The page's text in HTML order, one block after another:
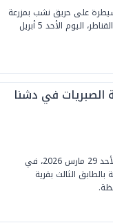
على حريق نشب بمزرعة
موز بقرية بني سلامة التابعة لمركز منشأة القناطر، اليوم الأحد 5 أبريل
في دشنا
نجحت قوات «الحماية المدنية بقنا»، اليوم الأحد 29 مارس 2026، في
الثالث بقرية